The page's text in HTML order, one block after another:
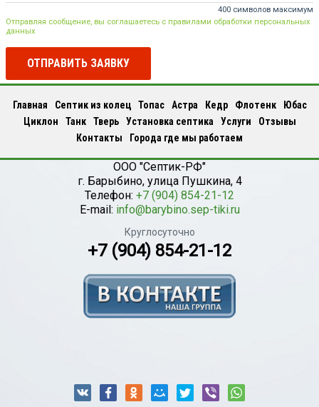
400 символов максимум
Отправляя сообщение, вы соглашаетесь с правилами обработки персональных
данных
ОТПРАВИТЬ ЗАЯВКУ
Главная Септик из колец Топас Астра Кедр Флотенк
Юбас
Циклон
Танк Тверь Установка септика Услуги
Отзывы
Контакты
Города где мы работаем
ООО "Септик-РФ"
г. Барыбино, улица Пушкина, 4
Телефон: +7 (904) 854-21-12
E-mail: info@barybino.sep-tiki.ru
Круглосуточно
+7 (904) 854-21-12